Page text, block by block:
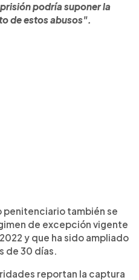
podría suponer la
de estos abusos".
también se
de excepción vigente
y que ha sido ampliado
de 30 días.
reportan la captura